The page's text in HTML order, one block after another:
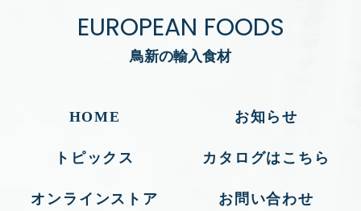
EUROPEAN FOODS
鳥新の輸入食材
HOME お知らせ
トピックス カタログはこちら
オンラインストア お問い合わせ